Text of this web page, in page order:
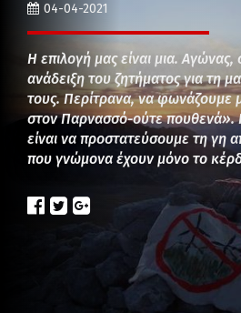
04-04-2021
Η επιλογή μας είναι μια. Αγώνας,
ανάδειξη του ζητήματος για τη
τους. Περίτρανα, να φωνάζουμε
στον Παρνασσό-ούτε
είναι να προστατεύσουμε τη γη
που γνώμονα έχουν μόνο το